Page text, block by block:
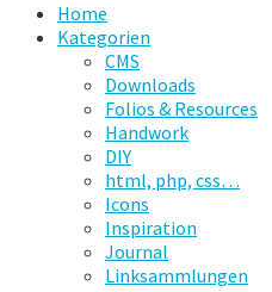
Home
Kategorien
CMS
Downloads
Folios & Resources
Handwork
DIY
html, php, css…
Icons
Inspiration
Journal
Linksammlungen